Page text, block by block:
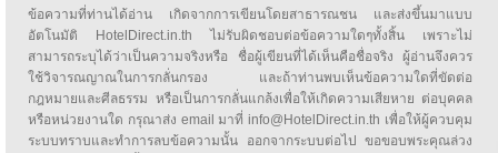
ข้อความที่ท่านได้อ่าน เกิดจากการเขียนโดยสาธารณชน และส่งขึ้นมาแบบ
อัตโนมัติ HotelDirect.in.th ไม่รับผิดชอบต่อข้อความใดๆทั้งสิ้น เพราะไม่
สามารถระบุได้ว่าเป็นความจริงหรือ ชื่อผู้เขียนที่ได้เห็นคือชื่อจริง ผู้อ่านจึงควร
ใช้วิจารณญาณในการกลั่นกรอง และถ้าท่านพบเห็นข้อความใดที่ขัดต่อ
กฎหมายและศีลธรรม หรือเป็นการกลั่นแกล้งเพื่อให้เกิดความเสียหาย ต่อบุคคล
หรือหน่วยงานใด กรุณาส่ง email มาที่ info@HotelDirect.in.th เพื่อให้ผู้ควบคุม
ระบบทราบและทำการลบข้อความนั้น ออกจากระบบต่อไป ขอขอบพระคุณล่วง